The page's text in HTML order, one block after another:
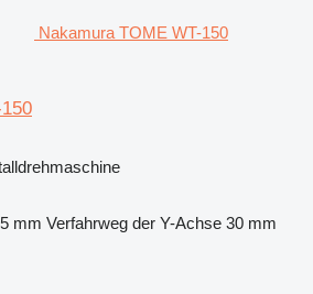
Nakamura TOME WT-150
5 mm Verfahrweg der Y-Achse 30 mm